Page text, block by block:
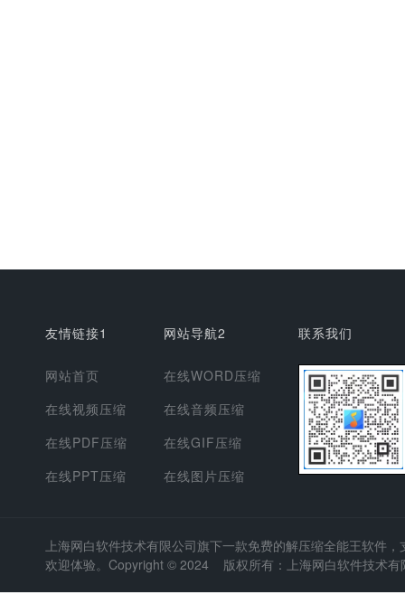
友情链接1
网站首页
在线视频压缩
在线PDF压缩
在线PPT压缩
网站导航2
在线WORD压缩
在线音频压缩
在线GIF压缩
在线图片压缩
联系我们
上海网白软件技术有限公司旗下一款免费的解压缩全能王软件
欢迎体验。Copyright © 2024 版权所有：上海网白软件技术